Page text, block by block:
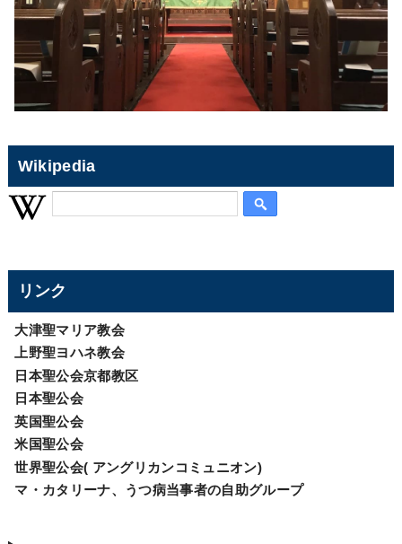
Wikipedia
リンク
大津聖マリア教会
上野聖ヨハネ教会
日本聖公会京都教区
日本聖公会
英国聖公会
米国聖公会
世界聖公会( アングリカンコミュニオン)
マ・カタリーナ、うつ病当事者の自助グループ